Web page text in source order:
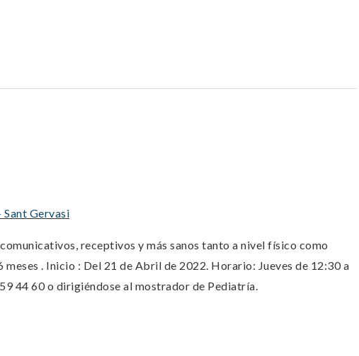
Gervasi
receptivos y más sanos tanto a nivel físico como
. Inicio : Del 21 de Abril de 2022. Horario: Jueves de 12:30 a
44 60 o dirigiéndose al mostrador de Pediatría.